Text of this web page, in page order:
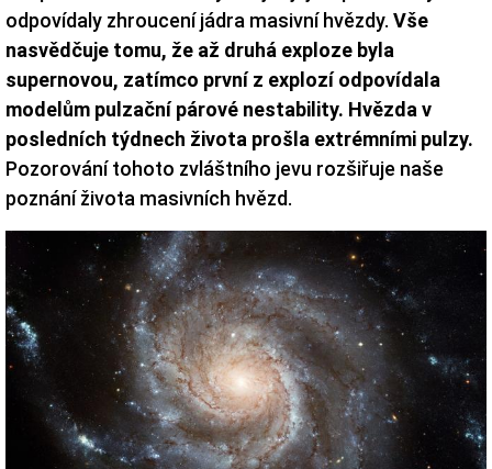
odpovídaly zhroucení jádra masivní hvězdy. Vše
nasvědčuje tomu, že až druhá exploze byla
supernovou, zatímco první z explozí odpovídala
modelům pulzační párové nestability. Hvězda v
posledních týdnech života prošla extrémními pulzy.
Pozorování tohoto zvláštního jevu rozšiřuje naše
poznání života masivních hvězd.
Image